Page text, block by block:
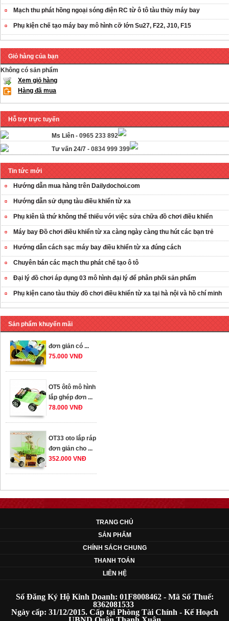
Mạch thu phát hồng ngoại sóng điện RC từ ô tô tàu thủy máy bay
Phụ kiện chế tạo máy bay mô hình cỡ lớn Su27, F22, J10, F15
Giỏ hàng của bạn
Không có sản phẩm
Xem giỏ hàng
Hàng đã mua
Hỗ trợ trực tuyến
Ms Liên - 0965 233 892
Tư vấn 24/7 - 0834 999 399
Tin tức mới
Hướng dẫn mua hàng trên Dailydochoi.com
Hướng dẫn sử dụng tàu điều khiển từ xa
Phụ kiên là thứ không thể thiếu với việc sửa chữa đồ chơi điều khiển
Máy bay Đồ chơi điều khiển từ xa càng ngày càng thu hút các bạn trẻ
Hướng dẫn cách sạc máy bay điều khiển từ xa đúng cách
Chuyên bán các mạch thu phát chế tạo ô tô
Đại lý đồ chơi áp dụng 03 mô hình đại lý để phân phối sản phẩm
Phụ kiện cano tàu thủy đồ chơi điều khiển từ xa tại hà nội và hồ chí minh
Sản phẩm khuyến mãi
OT35 robot lắp
...
259.000 VNĐ
đơn giản có ...
75.000 VNĐ
78.000 VNĐ
352.000 VNĐ
...
259.000 VNĐ
OT36 oto mô hình
lắp ghép đơn ...
78.000 VNĐ
TRANG CHỦ
SẢN PHẨM
CHÍNH SÁCH CHUNG
THANH TOÁN
LIÊN HỆ
Số Đăng Ký Hộ Kinh Doanh: 01F8008462 - Mã Số Thuế:
8362081533
Ngày cấp: 31/12/2015. Cấp tại Phòng Tài Chính - Kế Hoạch